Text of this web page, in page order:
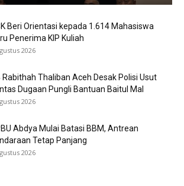
Beri Orientasi kepada 1.614 Mahasiswa
Penerima KIP Kuliah
2026
Rabithah Thaliban Aceh Desak Polisi Usut
Dugaan Pungli Bantuan Baitul Mal
2026
Abdya Mulai Batasi BBM, Antrean
Tetap Panjang
2026